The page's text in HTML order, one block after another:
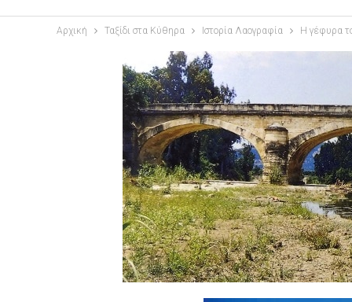
Αρχική Ταξίδι στα Κύθηρα Ιστορία Λαογραφία Η γέφυρα